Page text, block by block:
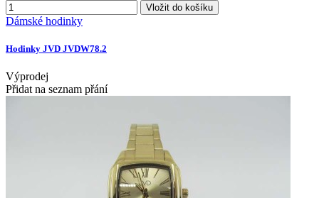
Vložit do košíku
Dámské hodinky
Hodinky JVD JVDW78.2
Výprodej
Přidat na seznam přání